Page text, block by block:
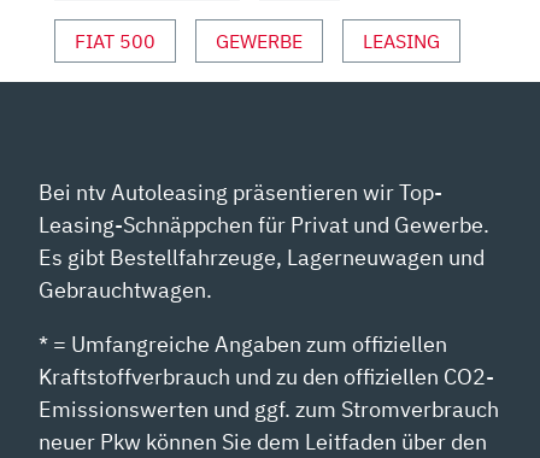
FIAT 500 GEWERBE LEASING
Bei ntv Autoleasing präsentieren wir Top-
Leasing-Schnäppchen für Privat und Gewerbe.
Es gibt Bestellfahrzeuge, Lagerneuwagen und
Gebrauchtwagen.
* = Umfangreiche Angaben zum offiziellen
Kraftstoffverbrauch und zu den offiziellen CO2-
Emissionswerten und ggf. zum Stromverbrauch
neuer Pkw können Sie dem Leitfaden über den